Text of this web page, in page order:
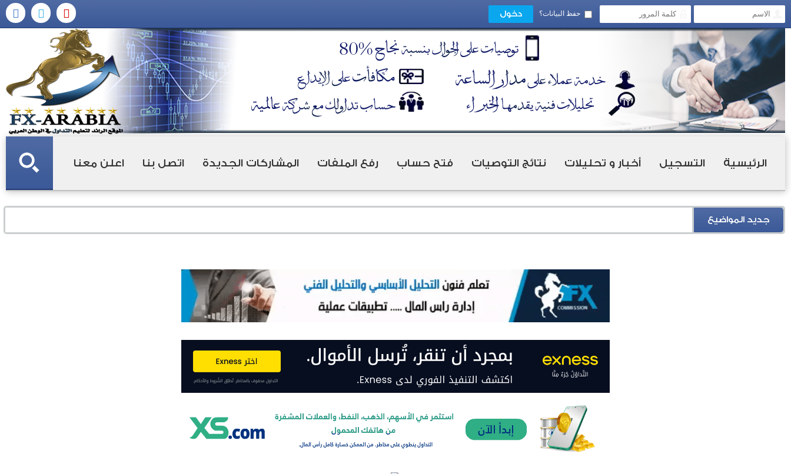
حفظ البيانات؟
الرئيسية التسجيل أخبار و تحليلات نتائج التوصيات فتح حساب رفع الملفات المشاركات الجديدة اتصل بنا اعلن معنا
جديد المواضيع